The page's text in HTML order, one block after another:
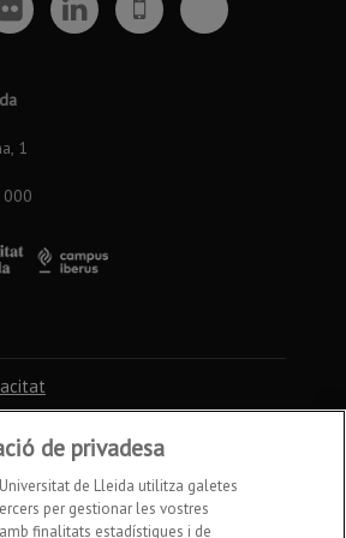
FlickrLinkedin
UdL
App
1
de privadesa
de Lleida utilitza galetes
per gestionar les vostres
finalitats estadístiques i de